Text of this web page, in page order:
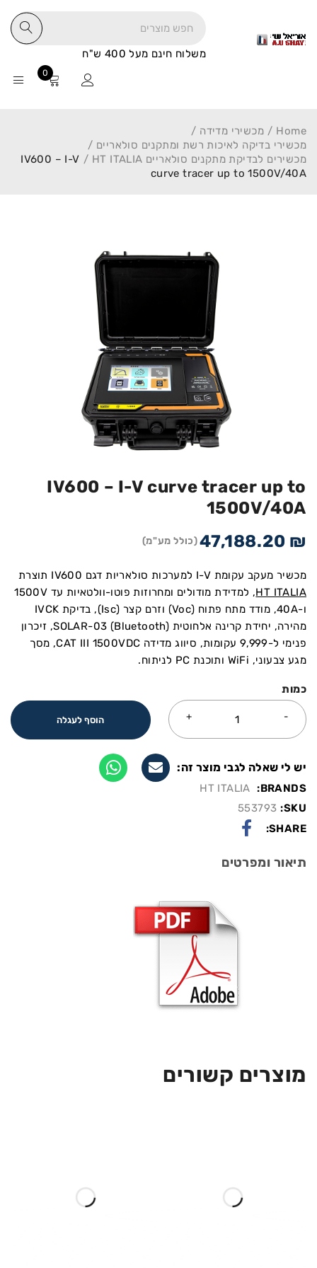
משלוח חינם מעל 400 ש"ח
0
Home
/ מכשירי מדידה /
מכשירי בדיקה לאיכות רשת ומתקנים סולאריים /
מכשירים לבדיקת מתקנים סולאריים HT ITALIA
/
IV600 – I-V
curve tracer up to 1500V/40A
IV600 – I-V curve tracer up to
1500V/40A
47,188.20 ₪ (כולל מע"מ)
מכשיר מעקב עקומת I-V למערכות סולאריות דגם IV600 תוצרת
HT ITALIA
, למדידת מודולים ומחרוזות פוטו-וולטאיות עד 1500V
ו-40A, מודד מתח פתוח (Voc) וזרם קצר (Isc), בדיקת IVCK
מהירה, יחידת קרינה אלחוטית SOLAR-03 (Bluetooth), זיכרון
פנימי ל-9,999 עקומות, סיווג מדידה CAT III 1500VDC, מסך
מגע צבעוני, WiFi ותוכנת PC לניתוח.
כמות
הוסף לעגלה
יש לי שאלה לגבי מוצר זה:
BRANDS:
HT ITALIA
SKU:
553793
SHARE:
תיאור ומפרטים
מוצרים קשורים